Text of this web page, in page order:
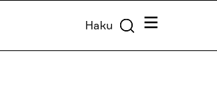
Haku Valikko